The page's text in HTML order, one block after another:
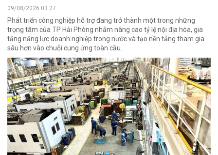
09/08/2026 03:27
Phát triển công nghiệp hỗ trợ đang trở thành một trong những
trọng tâm của TP Hải Phòng nhằm nâng cao tỷ lệ nội địa hóa, gia
tăng năng lực doanh nghiệp trong nước và tạo nền tảng tham gia
sâu hơn vào chuỗi cung ứng toàn cầu.